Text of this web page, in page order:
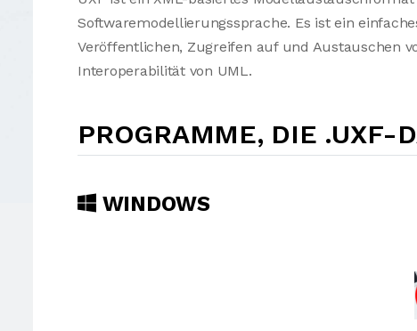
Softwaremodellierungssprache. Es ist ein
Veröffentlichen, Zugreifen auf und Austauschen
Interoperabilität von UML.
PROGRAMME, DIE .UXF-
WINDOWS